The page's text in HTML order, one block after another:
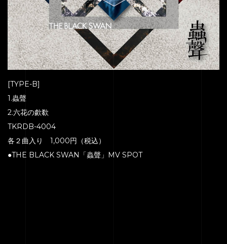
[TYPE-B]
1.蟲聲
2.六花の歔欷
TKRDB-4004
各２曲入り 1,000円（税込）
●THE BLACK SWAN「蟲聲」MV SPOT